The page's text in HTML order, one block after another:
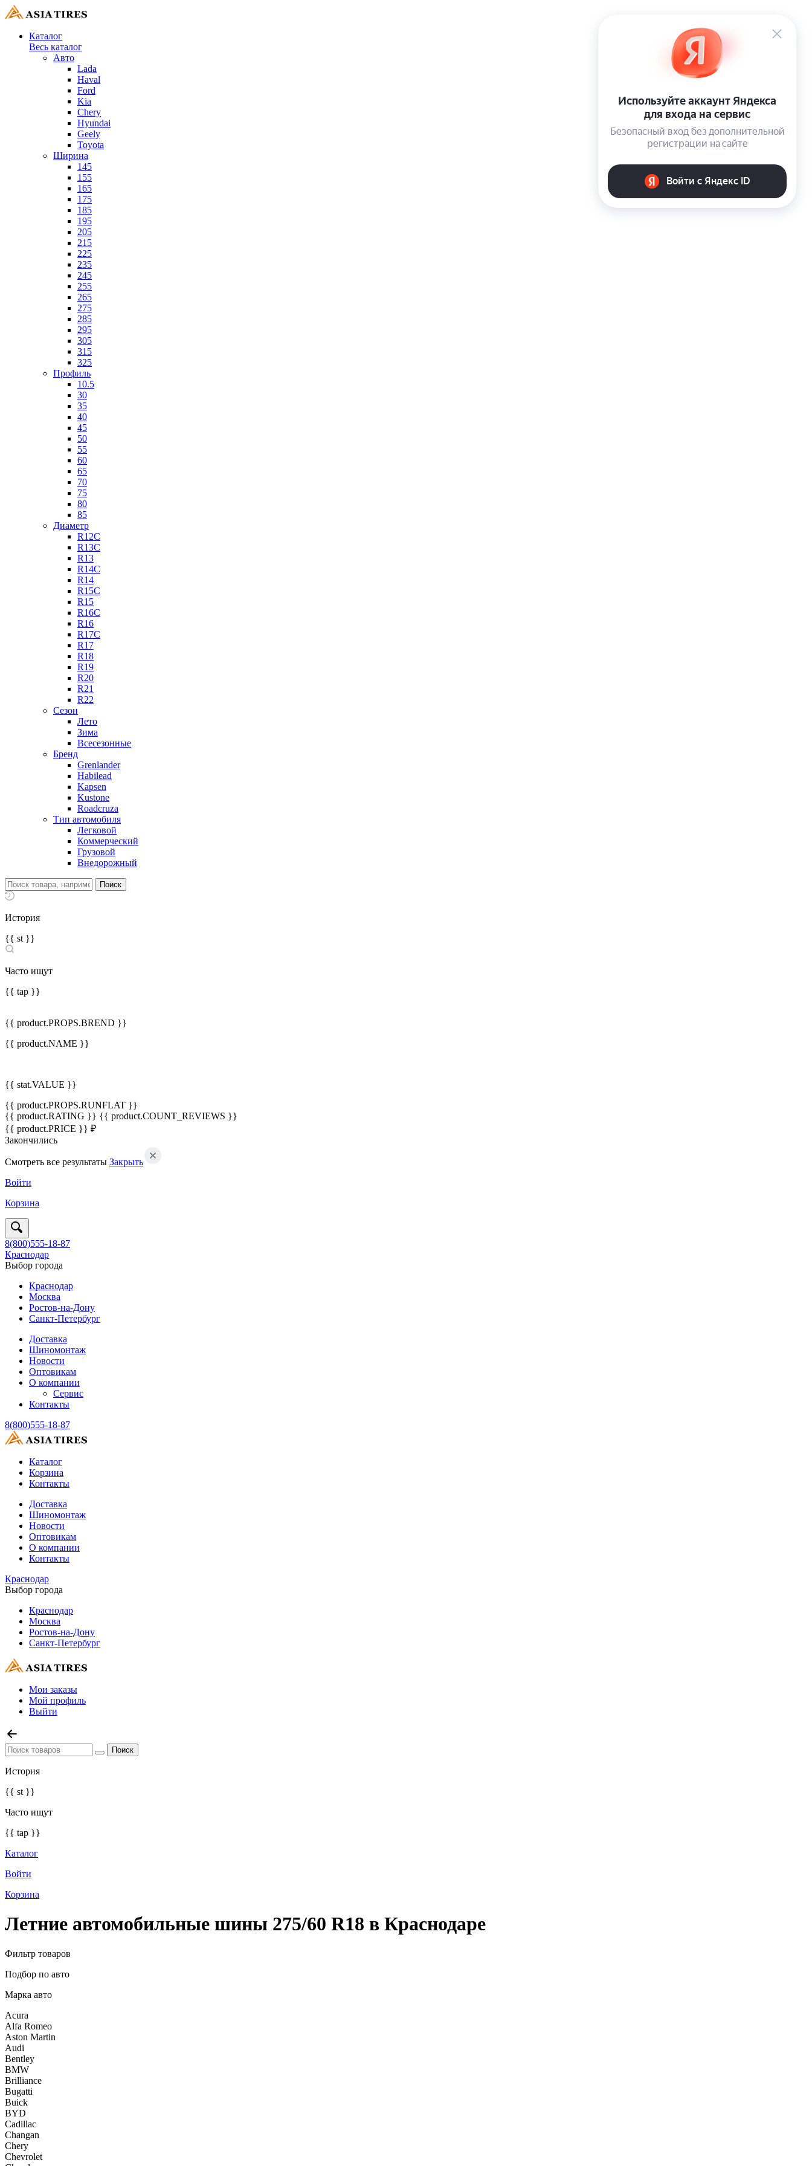
Каталог
Весь каталог
Авто
Lada
Haval
Ford
Kia
Chery
Hyundai
Geely
Toyota
Ширина
145
155
165
175
185
195
205
215
225
235
245
255
265
275
285
295
305
315
325
Профиль
10.5
30
35
40
45
50
55
60
65
70
75
80
85
Диаметр
R12C
R13C
R13
R14C
R14
R15C
R15
R16C
R16
R17C
R17
R18
R19
R20
R21
R22
Сезон
Лето
Зима
Всесезонные
Бренд
Grenlander
Habilead
Kapsen
Kustone
Roadcruza
Тип автомобиля
Легковой
Коммерческий
Грузовой
Внедорожный
История
{{ st }}
Часто ищут
{{ tap }}
{{ product.PROPS.BREND }}
{{ product.NAME }}
{{ stat.VALUE }}
{{ product.PROPS.RUNFLAT }}
{{ product.RATING }} {{ product.COUNT_REVIEWS }}
{{ product.PRICE }} ₽
Закончились
Смотреть все результаты Закрыть
Войти
Корзина
8(800)555-18-87
Краснодар
Выбор города
Краснодар
Москва
Ростов-на-Дону
Санкт-Петербург
Доставка
Шиномонтаж
Новости
Оптовикам
О компании
Сервис
Контакты
8(800)555-18-87
Каталог
Корзина
Контакты
Доставка
Шиномонтаж
Новости
Оптовикам
О компании
Контакты
Краснодар
Выбор города
Краснодар
Москва
Ростов-на-Дону
Санкт-Петербург
Мои заказы
Мой профиль
Выйти
История
{{ st }}
Часто ищут
{{ tap }}
Каталог
Войти
Корзина
Летние автомобильные шины 275/60 R18 в Краснодаре
Фильтр товаров
Подбор по авто
Марка авто
Acura
Alfa Romeo
Aston Martin
Audi
Bentley
BMW
Brilliance
Bugatti
Buick
BYD
Cadillac
Changan
Chery
Chevrolet